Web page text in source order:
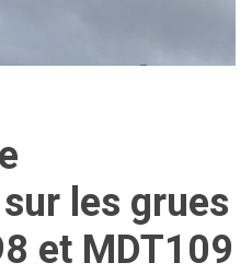
les grues
et MDT109